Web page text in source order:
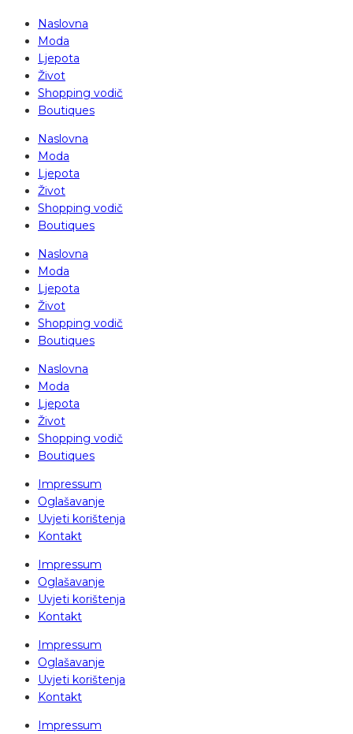
Naslovna
Moda
Ljepota
Život
Shopping vodič
Boutiques
Naslovna
Moda
Ljepota
Život
Shopping vodič
Boutiques
Naslovna
Moda
Ljepota
Život
Shopping vodič
Boutiques
Naslovna
Moda
Ljepota
Život
Shopping vodič
Boutiques
Impressum
Oglašavanje
Uvjeti korištenja
Kontakt
Impressum
Oglašavanje
Uvjeti korištenja
Kontakt
Impressum
Oglašavanje
Uvjeti korištenja
Kontakt
Impressum